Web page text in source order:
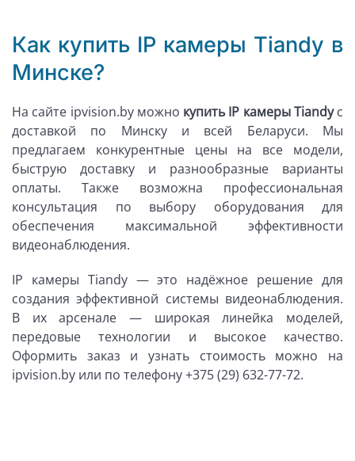
Как купить IP камеры Tiandy в
Минске?
На сайте ipvision.by можно купить IP камеры Tiandyс
доставкой по Минску и всей Беларуси. Мы
предлагаем конкурентные цены на все модели,
быструю доставку и разнообразные варианты
оплаты. Также возможна профессиональная
консультация по выбору оборудования для
обеспечения максимальной эффективности
видеонаблюдения.
IP камеры Tiandy — это надёжное решение для
создания эффективной системы видеонаблюдения.
В их арсенале — широкая линейка моделей,
передовые технологии и высокое качество.
Оформить заказ и узнать стоимость можно на
ipvision.by или по телефону +375 (29) 632-77-72.